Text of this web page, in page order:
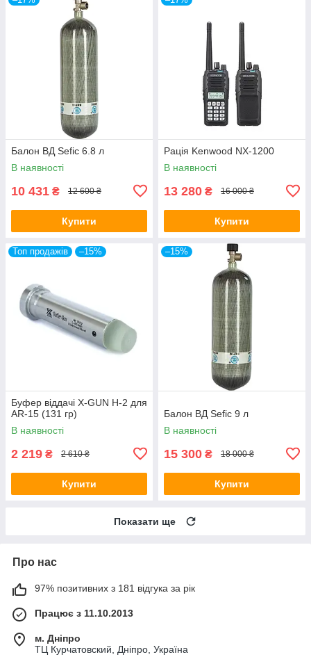
Балон ВД Sefic 6.8 л
В наявності
10 431 ₴ 12 600 ₴
Купити
Рація Kenwood NX-1200
В наявності
13 280 ₴ 16 000 ₴
Купити
Топ продажів –15%
Буфер віддачі X-GUN H-2 для
AR-15 (131 гр)
В наявності
2 219 ₴ 2 610 ₴
Купити
–15%
Балон ВД Sefic 9 л
В наявності
15 300 ₴ 18 000 ₴
Купити
Показати ще
Про нас
97% позитивних з 181 відгука за рік
Працює з 11.10.2013
м. Дніпро
ТЦ Курчатовский, Дніпро, Україна